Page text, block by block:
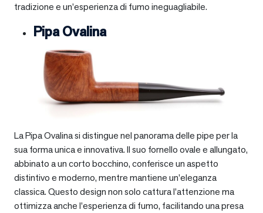
tradizione e un’esperienza di fumo ineguagliabile.
Pipa Ovalina
La Pipa Ovalina si distingue nel panorama delle pipe per la
sua forma unica e innovativa. Il suo fornello ovale e allungato,
abbinato a un corto bocchino, conferisce un aspetto
distintivo e moderno, mentre mantiene un’eleganza
classica. Questo design non solo cattura l’attenzione ma
ottimizza anche l’esperienza di fumo, facilitando una presa